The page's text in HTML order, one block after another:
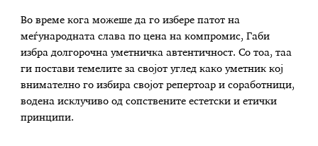
Во време кога можеше да го избере патот на
меѓународната слава по цена на компромис, Габи
избра долгорочна уметничка автентичност. Со тоа, таа
ги постави темелите за својот углед како уметник кој
внимателно го избира својот репертоар и соработници,
водена исклучиво од сопствените естетски и етички
принципи.